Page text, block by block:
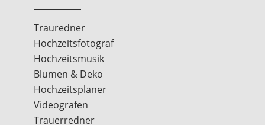
Trauredner
Hochzeitsfotograf
Hochzeitsmusik
Blumen & Deko
Hochzeitsplaner
Videografen
Trauerredner